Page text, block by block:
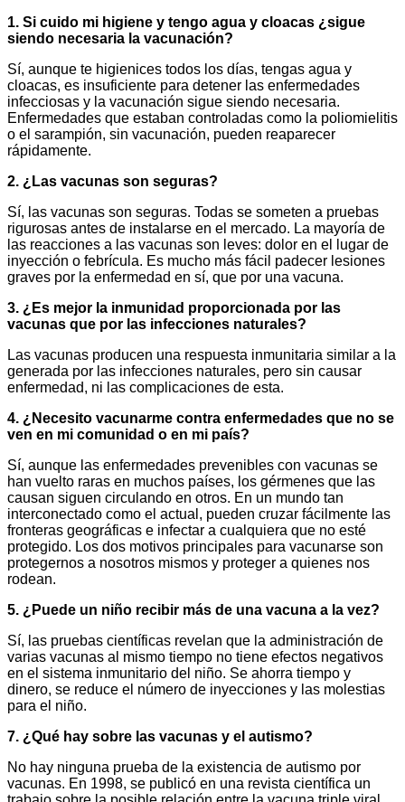
1. Si cuido mi higiene y tengo agua y cloacas ¿sigue
siendo necesaria la vacunación?
Sí, aunque te higienices todos los días, tengas agua y
cloacas, es insuficiente para detener las enfermedades
infecciosas y la vacunación sigue siendo necesaria.
Enfermedades que estaban controladas como la poliomielitis
o el sarampión, sin vacunación, pueden reaparecer
rápidamente.
2. ¿Las vacunas son seguras?
Sí, las vacunas son seguras. Todas se someten a pruebas
rigurosas antes de instalarse en el mercado. La mayoría de
las reacciones a las vacunas son leves: dolor en el lugar de
inyección o febrícula. Es mucho más fácil padecer lesiones
graves por la enfermedad en sí, que por una vacuna.
3. ¿Es mejor la inmunidad proporcionada por las
vacunas que por las infecciones naturales?
Las vacunas producen una respuesta inmunitaria similar a la
generada por las infecciones naturales, pero sin causar
enfermedad, ni las complicaciones de esta.
4. ¿Necesito vacunarme contra enfermedades que no se
ven en mi comunidad o en mi país?
Sí, aunque las enfermedades prevenibles con vacunas se
han vuelto raras en muchos países, los gérmenes que las
causan siguen circulando en otros. En un mundo tan
interconectado como el actual, pueden cruzar fácilmente las
fronteras geográficas e infectar a cualquiera que no esté
protegido. Los dos motivos principales para vacunarse son
protegernos a nosotros mismos y proteger a quienes nos
rodean.
5. ¿Puede un niño recibir más de una vacuna a la vez?
Sí, las pruebas científicas revelan que la administración de
varias vacunas al mismo tiempo no tiene efectos negativos
en el sistema inmunitario del niño. Se ahorra tiempo y
dinero, se reduce el número de inyecciones y las molestias
para el niño.
7. ¿Qué hay sobre las vacunas y el autismo?
No hay ninguna prueba de la existencia de autismo por
vacunas. En 1998, se publicó en una revista científica un